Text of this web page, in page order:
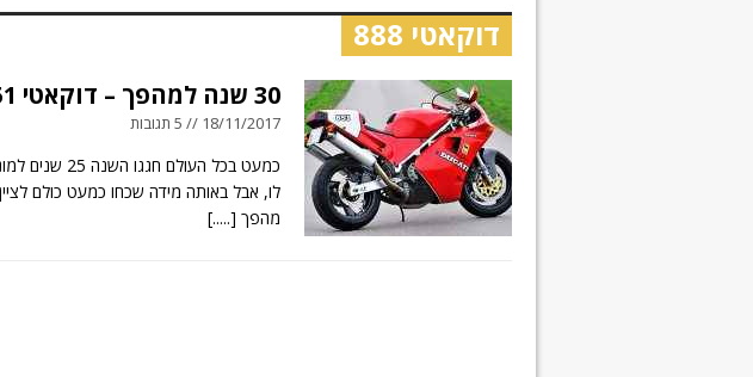
דוקאטי 888
30 שנה למהפך – דוקאטי 851
18/11/2017 // 5 תגובות
כמעט בכל
מהפך [.....]